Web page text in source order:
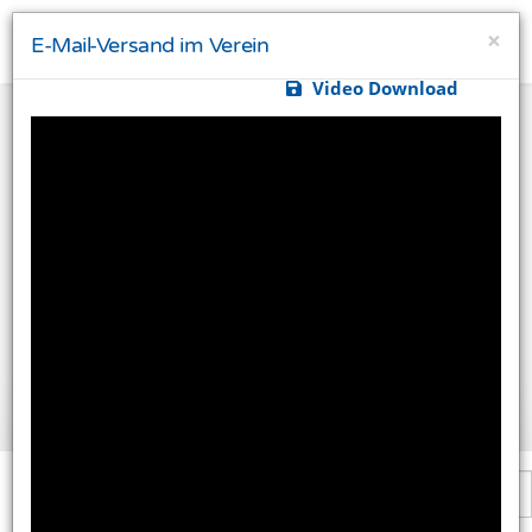
×
E-Mail-Versand im Verein
Video Download